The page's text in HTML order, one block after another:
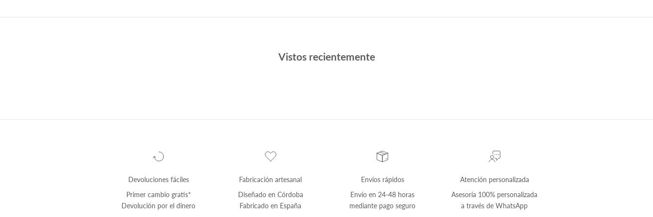
Vistos recientemente
Devoluciones fáciles
Primer cambio gratis*
Devolución por el dinero
Fabricación artesanal
Diseñado en Córdoba
Fabricado en España
Envíos rápidos
Envío en 24-48 horas
mediante pago seguro
Atención personalizada
Asesoría 100% personalizada
a través deWhatsApp